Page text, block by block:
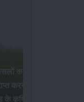
का अधिक उत्पादन
करने के लिए अक्टूबर
के कृषि संबंधी आवश्यक